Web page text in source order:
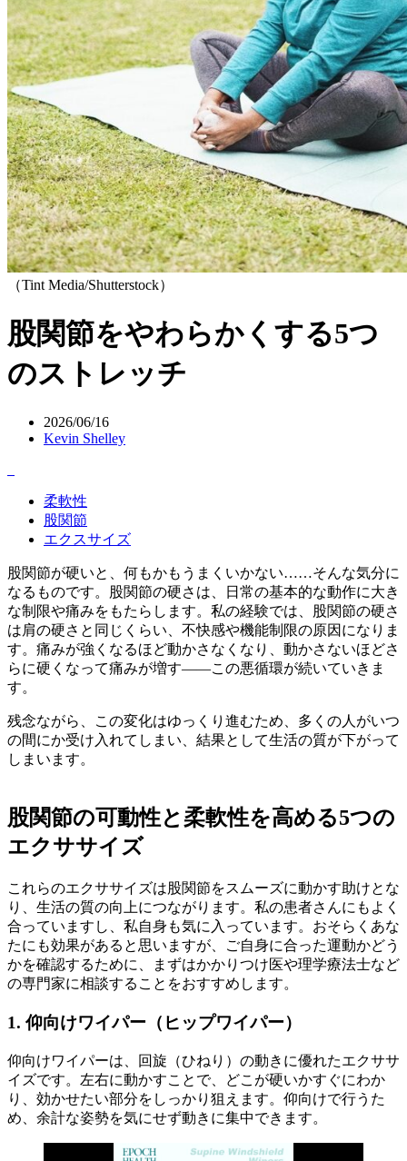
（Tint Media/Shutterstock）
股関節をやわらかくする5つ
のストレッチ
2026/06/16
Kevin Shelley
柔軟性
股関節
エクスサイズ
股関節が硬いと、何もかもうまくいかない……そんな気分に
なるものです。股関節の硬さは、日常の基本的な動作に大き
な制限や痛みをもたらします。私の経験では、股関節の硬さ
は肩の硬さと同じくらい、不快感や機能制限の原因になりま
す。痛みが強くなるほど動かさなくなり、動かさないほどさ
らに硬くなって痛みが増す——この悪循環が続いていきま
す。
残念ながら、この変化はゆっくり進むため、多くの人がいつ
の間にか受け入れてしまい、結果として生活の質が下がって
しまいます。
股関節の可動性と柔軟性を高める5つの
エクササイズ
これらのエクササイズは股関節をスムーズに動かす助けとな
り、生活の質の向上につながります。私の患者さんにもよく
合っていますし、私自身も気に入っています。おそらくあな
たにも効果があると思いますが、ご自身に合った運動かどう
かを確認するために、まずはかかりつけ医や理学療法士など
の専門家に相談することをおすすめします。
1. 仰向けワイパー（ヒップワイパー）
仰向けワイパーは、回旋（ひねり）の動きに優れたエクササ
イズです。左右に動かすことで、どこが硬いかすぐにわか
り、効かせたい部分をしっかり狙えます。仰向けで行うた
め、余計な姿勢を気にせず動きに集中できます。